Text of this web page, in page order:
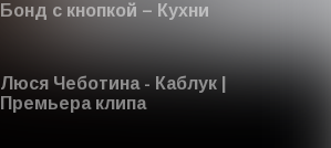
Бонд с кнопкой – Кухни
Люся Чеботина - Каблук |
Премьера клипа